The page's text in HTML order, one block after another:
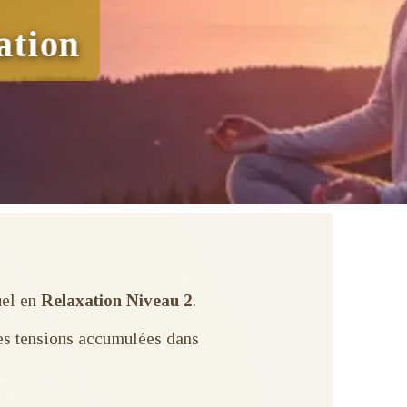
en Relaxation Niveau 2.
tensions accumulées dans